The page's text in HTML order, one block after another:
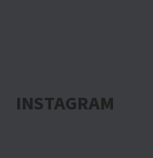
INSTAGRAM